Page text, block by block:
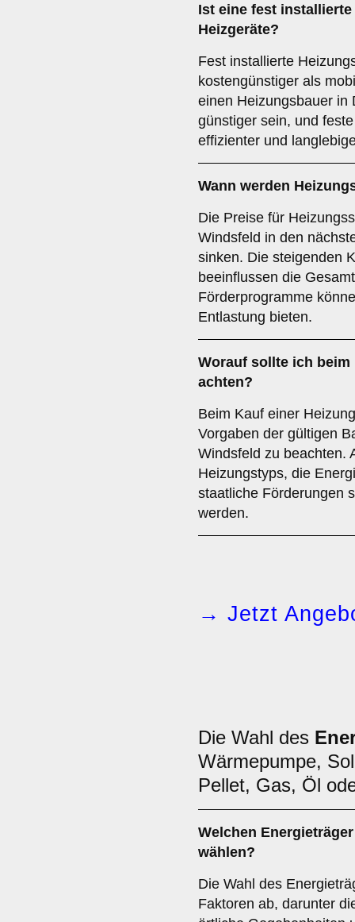
Ist eine fest
Heizgeräte?
Fest installierte
kostengünstiger als
einen Heizungsbauer in
günstiger sein, und
effizienter und
Wann werden
Die Preise für
Windsfeld in den
sinken. Die steigenden
beeinflussen die
Förderprogramme
Entlastung bieten.
Worauf sollte ich beim
achten?
Beim Kauf einer
Vorgaben der gültigen
Windsfeld zu beachten.
Heizungstyps, die
staatliche Förderungen
werden.
→ Jetzt
Die Wahl des
Wärmepumpe,
Pellet, Gas, Öl
Welchen Energieträger
wählen?
Die Wahl des
Faktoren ab, darunter